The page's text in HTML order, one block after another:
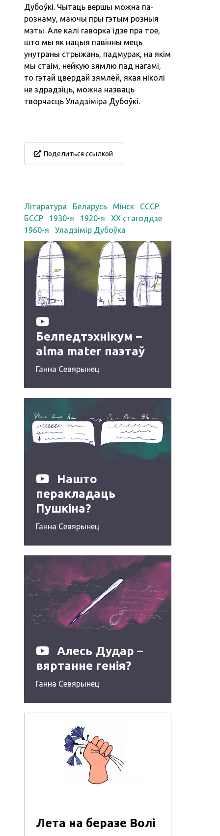
Дубоўкі. Чытаць вершы можна па-
рознаму, маючы пры гэтым розныя
мэты. Але калі гаворка ідзе пра тое,
што мы як нацыя павінны мець
унутраны стрыжань, падмурак, на якім
мы стаім, нейкую зямлю пад нагамі,
то гэтай цвёрдай зямлёй, якая ніколі
не здрадзіць, можна назваць
творчасць Уладзіміра Дубоўкі.
Поделиться ссылкой
Літаратура Беларусь Мінск
СССР
БССР
1930-я 1920-я
XX стагоддзе
1960-я
Уладзімір Дубоўка
Белпедтэхнікум –
alma mater паэтаў
1920‑ых
Ганна Севярынец
Нашто
перакладаць
Пушкіна?
Ганна Севярынец
Алесь Дудар –
вяртанне генія?
Ганна Севярынец
Лета на беразе Волі